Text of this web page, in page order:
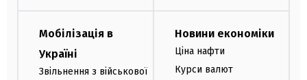
Мобілізація в
Україні
Звільнення з військової
Новини економіки
Ціна нафти
Курси валют